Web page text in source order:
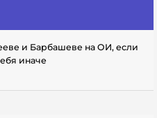
и Барбашеве на ОИ, если
иначе